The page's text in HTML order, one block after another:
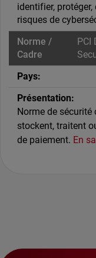
identifier, protéger,
risques de
PCI
Norme de
stockent, traitent
de paiement. En